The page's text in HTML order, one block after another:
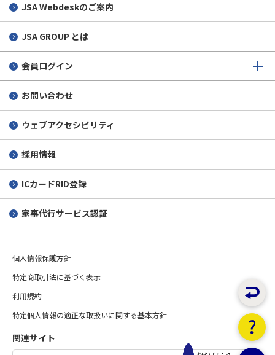
JSA Webdeskのご案内
JSA GROUP とは
会員ログイン
お問い合わせ
ウェブアクセシビリティ
採用情報
ICカードRID登録
家事代行サービス認証
個人情報保護方針
特定商取引法に基づく表示
利用規約
特定個人情報の適正な取扱いに関する基本方針
関連サイト